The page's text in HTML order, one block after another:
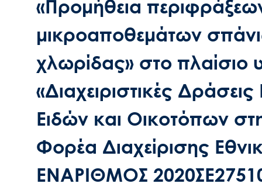
«Προμήθεια
μικροαποθεμάτων
χλωρίδας» στο πλαίσιο
«Διαχειριστικές
Ειδών και Οικοτόπων
Φορέα Διαχείρισης
ΕΝΑΡΙΘΜΟΣ